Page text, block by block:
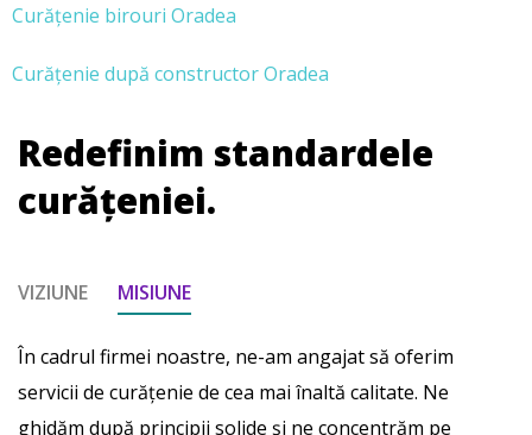
Curățenie birouri Oradea
Curățenie după constructor Oradea
Redefinim standardele
curățeniei.
VIZIUNE MISIUNE
În cadrul firmei noastre, ne-am angajat să oferim
servicii de curățenie de cea mai înaltă calitate. Ne
ghidăm după principii solide și ne concentrăm pe